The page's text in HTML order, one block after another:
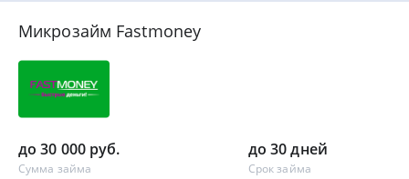
Микрозайм Fastmoney
до 30 000 руб.
Сумма займа
до 30 дней
Срок займа